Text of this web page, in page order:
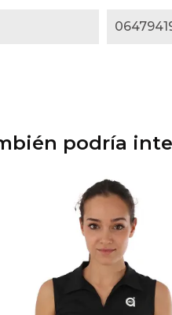
podría